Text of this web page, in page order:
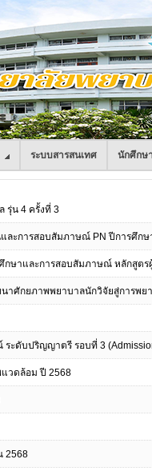
ระบบสารสนเทศ นักศึกษ
รุ่น 4 ครั้งที่ 3
ละการสอบสัมภาษณ์ PN ปีการศึกษ
กษาและการสอบสัมภาษณ์ หลักสูต
ศักยภาพพยาบาลนักวิจัยสู่การพย
ะดับปริญญาตรี รอบที่ 3
วดล้อม ปี 2568
2568